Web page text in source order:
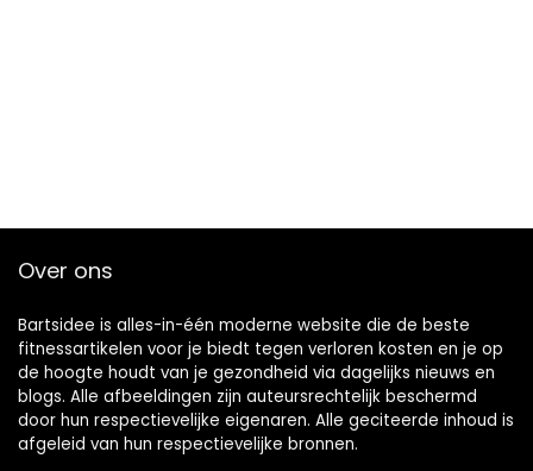
Over ons
Bartsidee is alles-in-één moderne website die de beste
fitnessartikelen voor je biedt tegen verloren kosten en je op
de hoogte houdt van je gezondheid via dagelijks nieuws en
blogs. Alle afbeeldingen zijn auteursrechtelijk beschermd
door hun respectievelijke eigenaren. Alle geciteerde inhoud is
afgeleid van hun respectievelijke bronnen.